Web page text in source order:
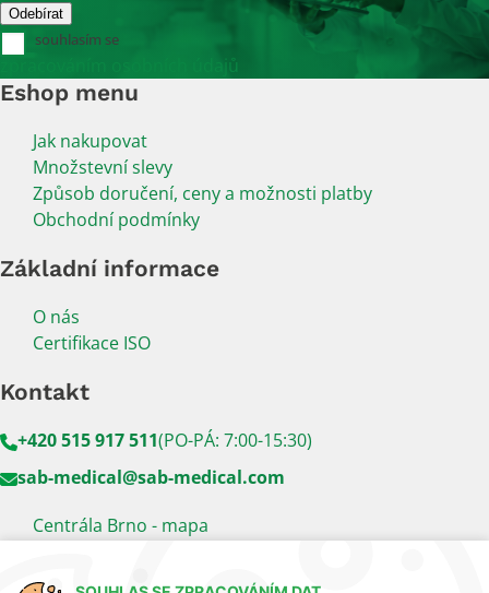
souhlasím se
zpracováním osobních údajů
Eshop menu
Jak nakupovat
Množstevní slevy
Způsob doručení, ceny a možnosti platby
Obchodní podmínky
Základní informace
O nás
Certifikace ISO
Kontakt
+420 515 917 511(PO-PÁ: 7:00-15:30)
sab-medical@sab-medical.com
Centrála Brno - mapa